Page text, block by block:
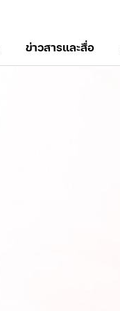
ข่าวสารและสื่อ